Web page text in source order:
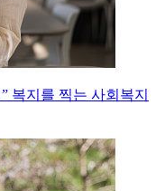
복지를 찍는 사회복지